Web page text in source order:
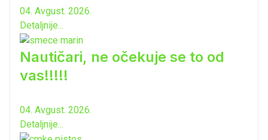
04. Avgust. 2026.
Detaljnije...
Nautičari, ne očekuje se to od
vas!!!!!
04. Avgust. 2026.
Detaljnije...